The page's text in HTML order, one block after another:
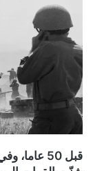
ا
إ
ل
ك
ت
و